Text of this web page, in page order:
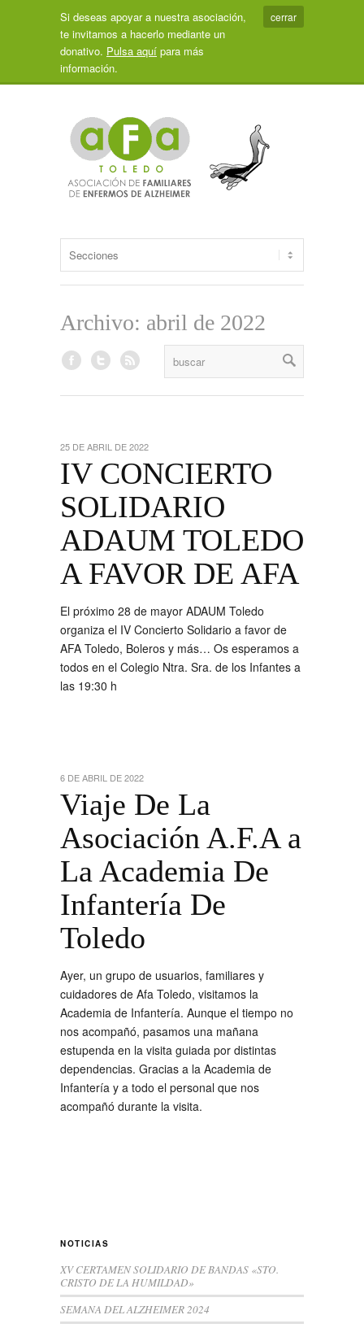
Si deseas apoyar a nuestra asociación,
te invitamos a hacerlo mediante un
donativo. Pulsa aquí para más
información.
cerrar
Archivo: abril de 2022
IV CONCIERTO
SOLIDARIO
ADAUM TOLEDO
A FAVOR DE AFA
25 DE ABRIL DE 2022
El próximo 28 de mayor ADAUM Toledo
organiza el IV Concierto Solidario a favor de
AFA Toledo, Boleros y más… Os esperamos a
todos en el Colegio Ntra. Sra. de los Infantes a
las 19:30 h
Viaje De La
Asociación A.F.A a
La Academia De
Infantería De
Toledo
6 DE ABRIL DE 2022
Ayer, un grupo de usuarios, familiares y
cuidadores de Afa Toledo, visitamos la
Academia de Infantería. Aunque el tiempo no
nos acompañó, pasamos una mañana
estupenda en la visita guiada por distintas
dependencias. Gracias a la Academia de
Infantería y a todo el personal que nos
acompañó durante la visita.
NOTICIAS
XV CERTAMEN SOLIDARIO DE BANDAS «STO.
CRISTO DE LA HUMILDAD»
SEMANA DEL ALZHEIMER 2024